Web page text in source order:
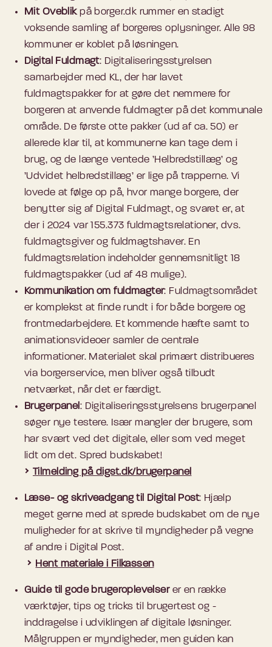
Mit Oveblikpå borger.dk rummer en stadigt
voksende samling af borgeres oplysninger. Alle 98
kommuner er koblet på løsningen.
Digital Fuldmagt: Digitaliseringsstyrelsen
samarbejder med KL, der har lavet
fuldmagtspakker for at gøre det nemmere for
borgeren at anvende fuldmagter på det kommunale
område. De første otte pakker (ud af ca. 50) er
allerede klar til, at kommunerne kan tage dem i
brug, og de længe ventede ’Helbredstillæg’ og
’Udvidet helbredstillæg’ er lige på trapperne. Vi
lovede at følge op på, hvor mange borgere, der
benytter sig af Digital Fuldmagt, og svaret er, at
der i 2024 var 155.373 fuldmagtsrelationer, dvs.
fuldmagtsgiver og fuldmagtshaver. En
fuldmagtsrelation indeholder gennemsnitligt 18
fuldmagtspakker (ud af 48 mulige).
Kommunikation om fuldmagter: Fuldmagtsområdet
er komplekst at finde rundt i for både borgere og
frontmedarbejdere. Et kommende hæfte samt to
animationsvideoer samler de centrale
informationer. Materialet skal primært distribueres
via borgerservice, men bliver også tilbudt
netværket, når det er færdigt.
Brugerpanel: Digitaliseringsstyrelsens brugerpanel
søger nye testere. Især mangler der brugere, som
har svært ved det digitale, eller som ved meget
lidt om det. Spred budskabet!
Tilmelding på digst.dk/brugerpanel
Læse- og skriveadgang til Digital Post: Hjælp
meget gerne med at sprede budskabet om de nye
muligheder for at skrive til myndigheder på vegne
af andre i Digital Post.
Hent materiale i Filkassen
Guide til gode brugeroplevelser er en række
værktøjer, tips og tricks til brugertest og -
inddragelse i udviklingen af digitale løsninger.
Målgruppen er myndigheder, men guiden kan